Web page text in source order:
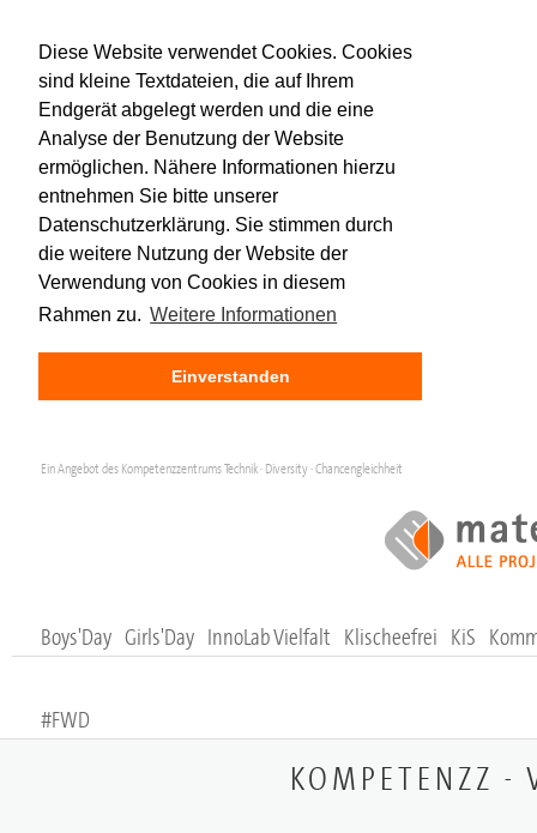
Diese Website verwendet Cookies. Cookies
sind kleine Textdateien, die auf Ihrem
Endgerät abgelegt werden und die eine
Analyse der Benutzung der Website
ermöglichen. Nähere Informationen hierzu
entnehmen Sie bitte unserer
Datenschutzerklärung. Sie stimmen durch
die weitere Nutzung der Website der
Verwendung von Cookies in diesem
Rahmen zu. Weitere Informationen
Einverstanden
Ein Angebot des Kompetenzzentrums Technik · Diversity · Chancengleichheit
Boys'Day Girls'Day InnoLab Vielfalt Klischeefrei KiS
#FWD
KOMPETENZZ -